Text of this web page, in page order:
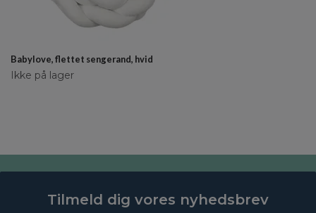
Babylove, flettet sengerand, hvid
Ikke på lager
Tilmeld dig vores nyhedsbrev